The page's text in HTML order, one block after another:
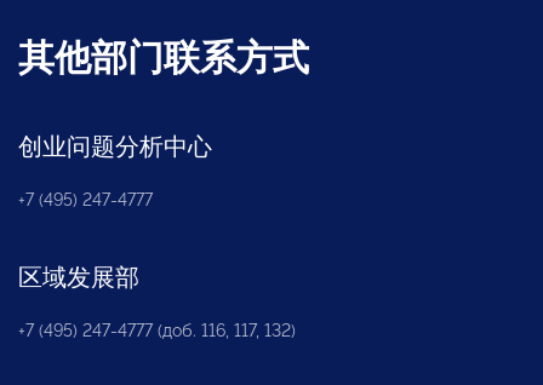
其他部门联系方式
创业问题分析中心
+7 (495) 247-4777
区域发展部
+7 (495) 247-4777 (доб. 116, 117, 132)